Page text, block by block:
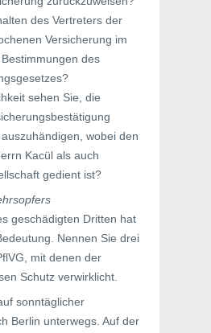
des Vertreters der
Versicherung im
des
sehen Sie, die
wobei den
Kacül als auch
gedient ist?
geschädigten Dritten hat
Nennen Sie drei
mit denen der
Schutz verwirklicht.
sonntäglicher
Berlin unterwegs. Auf der